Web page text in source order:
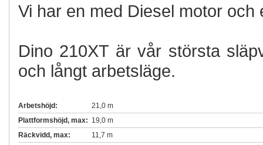
Vi har en med Diesel motor och
Dino 210XT är vår största
och långt arbetsläge.
Arbetshöjd:
21,0 m
Plattformshöjd, max: 19,0 m
Räckvidd, max:
11,7 m